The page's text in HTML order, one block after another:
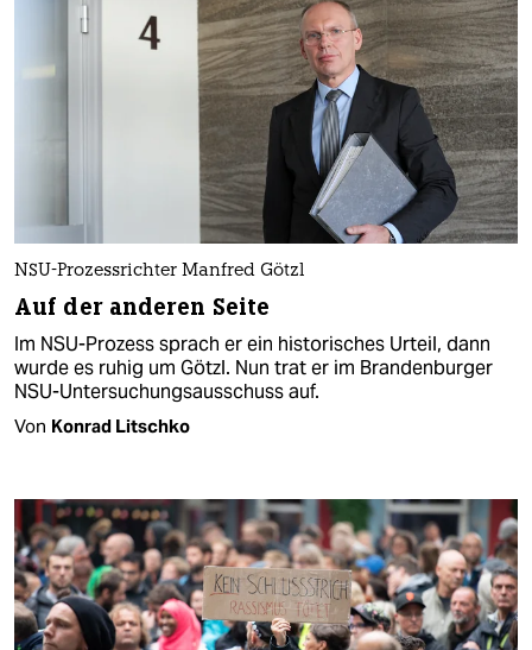
NSU-Prozessrichter Manfred Götzl
Auf der anderen Seite
Im NSU-Prozess sprach er ein historisches Urteil, dann
wurde es ruhig um Götzl. Nun trat er im Brandenburger
NSU-Untersuchungsausschuss auf.
Von Konrad Litschko